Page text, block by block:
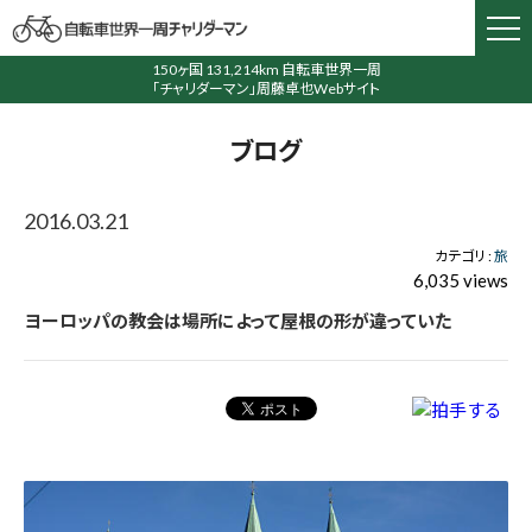
150ヶ国 131,214km 自転車世界一周
「チャリダーマン」周藤卓也Webサイト
ブログ
2016.03.21
カテゴリ :旅
6,035 views
ヨーロッパの教会は場所によって屋根の形が違っていた